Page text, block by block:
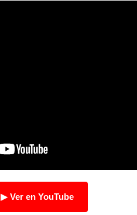
▶ Ver en YouTube